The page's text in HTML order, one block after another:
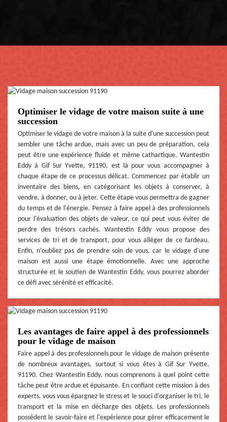
Optimiser le vidage de votre maison suite à une
succession
Optimiser le vidage de votre maison à la suite d'une succession peut
sembler une tâche ardue, mais avec un peu de préparation, cela
peut être une expérience fluide et même cathartique. Wantestin
Eddy à Gif Sur Yvette, 91190, est là pour vous accompagner à
chaque étape de ce processus délicat. Commencez par établir un
inventaire des biens, en catégorisant les objets à conserver, à
vendre, à donner, ou à jeter. Cette étape vous permettra de gagner
du temps et de l'énergie. Pensez à faire appel à des professionnels
pour l'évaluation des objets de valeur, ce qui peut vous éviter de
perdre des trésors cachés. Wantestin Eddy vous propose des
services de tri et de transport, pour vous alléger de ce fardeau.
Enfin, n'oubliez pas de prendre soin de vous, car le vidage d'une
maison est aussi une étape émotionnelle. Avec une approche
structurée et le soutien de Wantestin Eddy, vous pourrez aborder
ce défi avec sérénité et efficacité.
Les avantages de faire appel à des professionnels
pour le vidage de maison
Faire appel à des professionnels pour le vidage de maison présente
de nombreux avantages, surtout si vous êtes à Gif Sur Yvette,
91190. Chez Wantestin Eddy, nous comprenons à quel point cette
tâche peut être ardue et épuisante. En confiant cette mission à des
experts, vous vous épargnez le stress et le souci d'organiser le tri, le
transport et la mise en décharge des objets. Les professionnels
possèdent le savoir-faire et l'expérience pour gérer efficacement le